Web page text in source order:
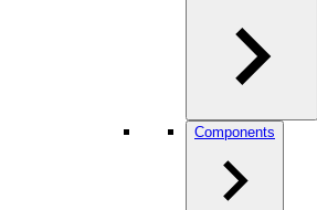
Components